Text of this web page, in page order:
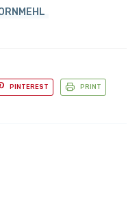
PINTEREST PRINT